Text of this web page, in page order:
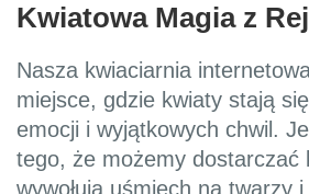
Kwiatowa Magia z
Nasza kwiaciarnia
miejsce, gdzie kwiaty stają
emocji i wyjątkowych chwil.
tego, że możemy dostarczać
wywołują uśmiech na twarzy